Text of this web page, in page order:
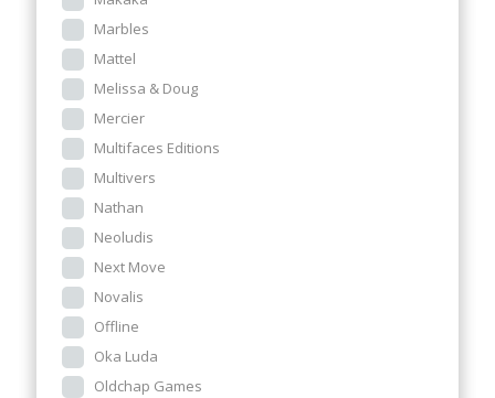
Marbles
Mattel
Melissa & Doug
Mercier
Multifaces Editions
Multivers
Nathan
Neoludis
Next Move
Novalis
Offline
Oka Luda
Oldchap Games